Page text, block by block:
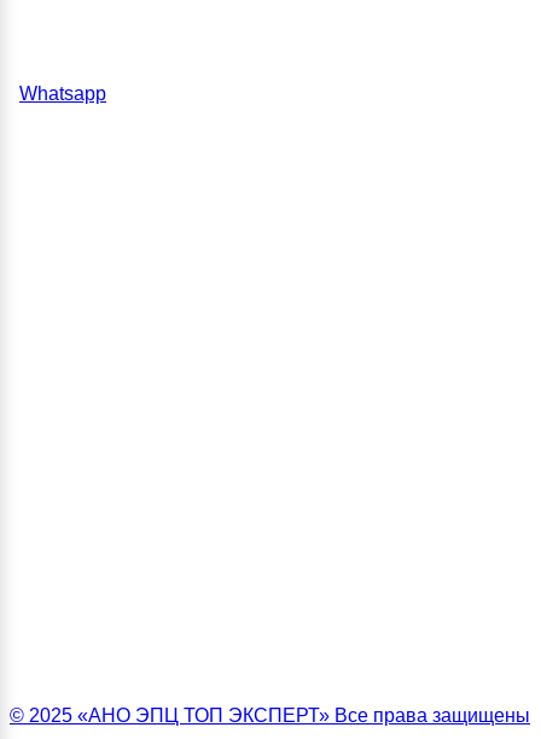
Whatsapp
© 2025 «АНО ЭПЦ ТОП ЭКСПЕРТ» Все права защищены